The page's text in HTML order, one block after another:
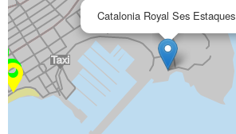
Catalonia Royal Ses Estaques